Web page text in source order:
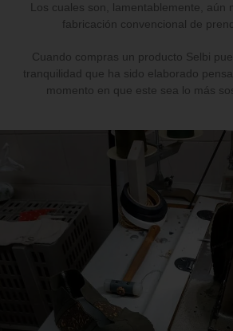
Los cuales son, lamentablemente, aún
fabricación convencional de
Cuando compras un producto Selbi
tranquilidad que ha sido elaborado
momento en que este sea lo más